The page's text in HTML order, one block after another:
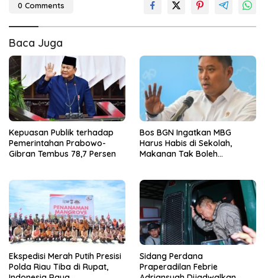
0 Comments
Baca Juga
Kepuasan Publik terhadap
Pemerintahan Prabowo-
Gibran Tembus 78,7 Persen
Bos BGN Ingatkan MBG
Harus Habis di Sekolah,
Makanan Tak Boleh
Ekspedisi Merah Putih Presisi
Polda Riau Tiba di Rupat,
Sidang Perdana
Praperadilan Febrie